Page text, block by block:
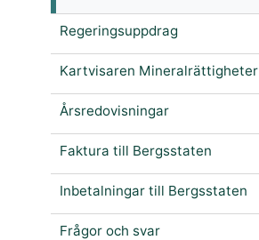
Regeringsuppdrag
Kartvisaren Mineralrättigheter
Årsredovisningar
Faktura till Bergsstaten
Inbetalningar till Bergsstaten
Frågor och svar